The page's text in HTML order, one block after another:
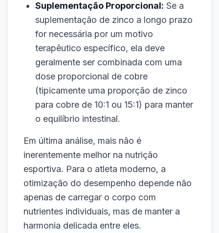
Suplementação Proporcional: Se a
suplementação de zinco a longo prazo
for necessária por um motivo
terapêutico específico, ela deve
geralmente ser combinada com uma
dose proporcional de cobre
(tipicamente uma proporção de zinco
para cobre de 10:1 ou 15:1) para manter
o equilíbrio intestinal.
Em última análise, mais não é
inerentemente melhor na nutrição
esportiva. Para o atleta moderno, a
otimização do desempenho depende não
apenas de carregar o corpo com
nutrientes individuais, mas de manter a
harmonia delicada entre eles.